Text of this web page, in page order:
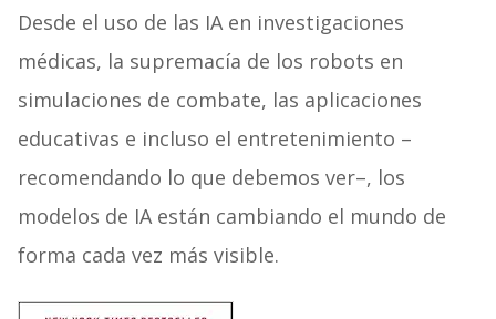
Desde el uso de las IA en investigaciones
médicas, la supremacía de los robots en
simulaciones de combate, las aplicaciones
educativas e incluso el entretenimiento –
recomendando lo que debemos ver–, los
modelos de IA están cambiando el mundo de
forma cada vez más visible.